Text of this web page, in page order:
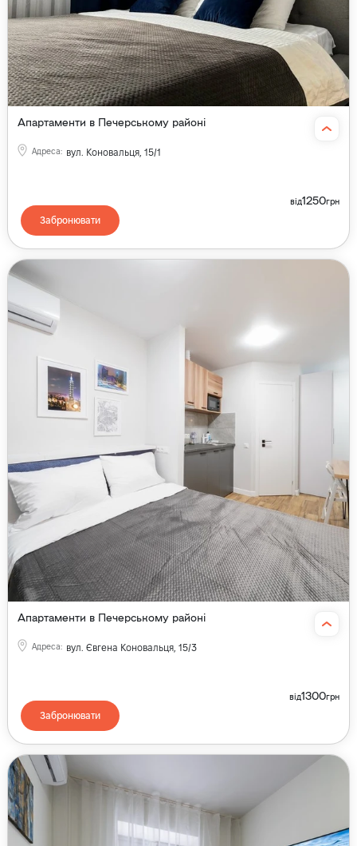
Апартаменти в Печерському районі
Адреса: вул. Коновальця, 15/1
від1250грн
Забронювати
Апартаменти в Печерському районі
Адреса: вул. Євгена Коновальця, 15/3
від1300грн
Забронювати